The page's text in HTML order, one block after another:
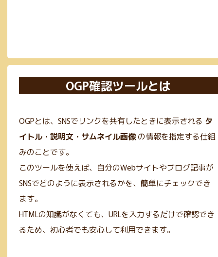
OGP確認ツールとは
OGPとは、SNSでリンクを共有したときに表示される タ
イトル・説明文・サムネイル画像の情報を指定する仕組
みのことです。
このツールを使えば、自分のWebサイトやブログ記事が
SNSでどのように表示されるかを、簡単にチェックでき
ます。
HTMLの知識がなくても、URLを入力するだけで確認でき
るため、初心者でも安心して利用できます。